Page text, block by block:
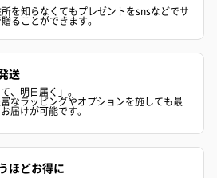
を知らなくてもプレゼントをsnsなどでサ
ることができます。
送
、明日届く」。
なラッピングやオプションを施しても最
届けが可能です。
ほどお得に